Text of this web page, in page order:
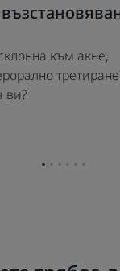
към акне,
ви?
Отидете
Отидете
Отидете
Отидете
Отидете